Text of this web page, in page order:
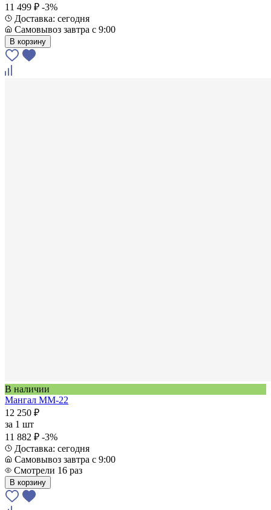
11 499 ₽ -3%
Доставка: сегодня
Самовывоз завтра с 9:00
В корзину
В наличии
Мангал ММ-22
12 250 ₽
за 1 шт
11 882 ₽ -3%
Доставка: сегодня
Самовывоз завтра с 9:00
Смотрели 16 раз
В корзину